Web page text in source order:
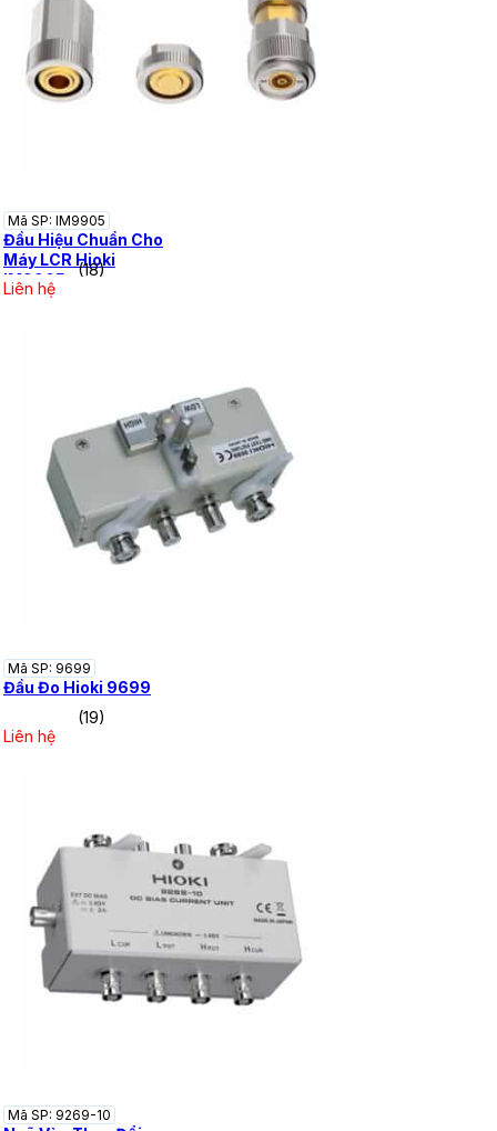
Mã SP: IM9905
Đầu Hiệu Chuẩn Cho
Máy LCR Hioki
IM9905
(18)
Liên hệ
Mã SP: 9699
Đầu Đo Hioki 9699
(19)
Liên hệ
Mã SP: 9269-10